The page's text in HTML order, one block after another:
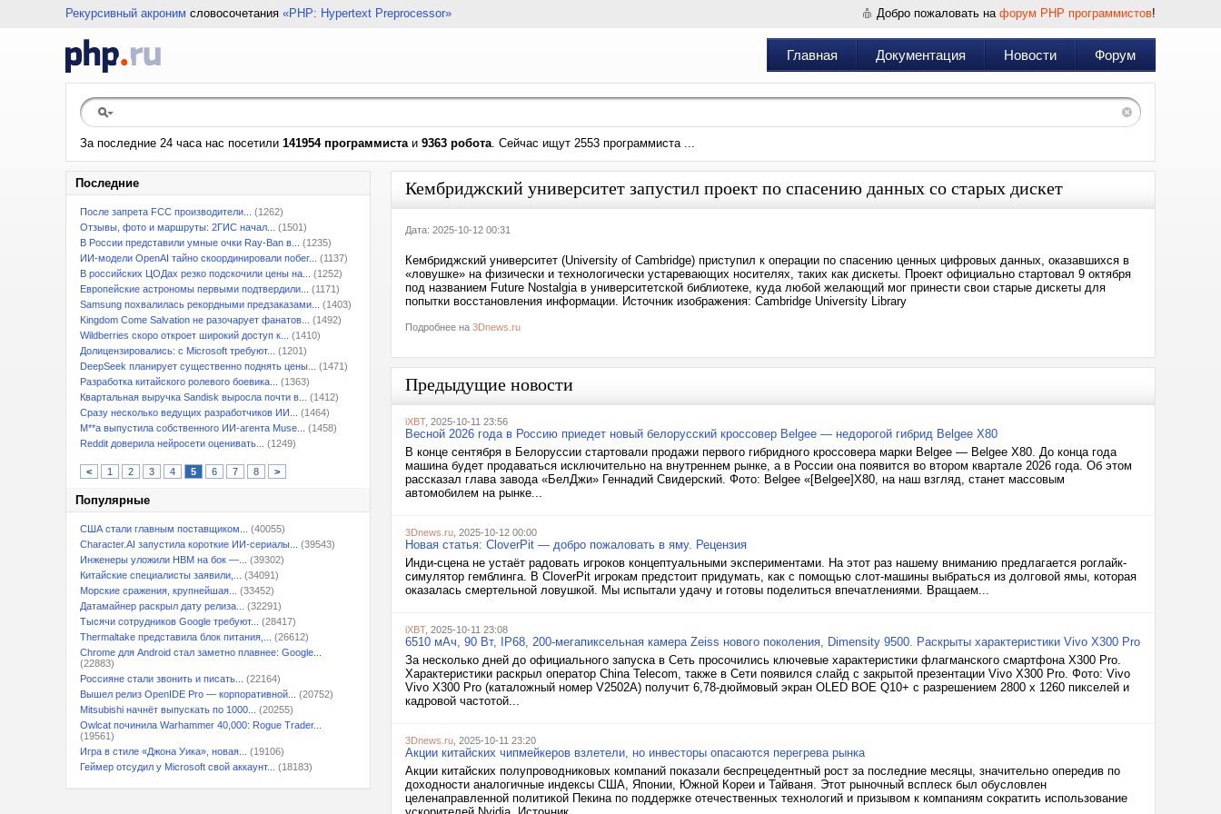
Рекурсивный акроним словосочетания «PHP: Hypertext Preprocessor» Добро пожаловать на форум PHP программистов!
Главная Документация Новости Форум
За последние 24 часа нас посетили 141954 программистаи 9363 робота. Сейчас ищут 2553 программиста ...
Последние
После запрета FCC производители...
(1262)
Отзывы, фото и маршруты: 2ГИС начал...
(1501)
В России представили умные очки Ray-Ban в...
(1235)
ИИ-модели OpenAI тайно скоординировали побег...
(1137)
В российских ЦОДах резко подскочили цены на...
(1252)
Европейские астрономы первыми подтвердили...
(1171)
Samsung похвалилась рекордными предзаказами...
(1403)
Kingdom Come Salvation не разочарует фанатов...
(1492)
Wildberries скоро откроет широкий доступ к...
(1410)
Долицензировались: с Microsoft требуют...
(1201)
DeepSeek планирует существенно поднять цены...
(1471)
Разработка китайского ролевого боевика...
(1363)
Квартальная выручка Sandisk выросла почти в...
(1412)
Сразу несколько ведущих разработчиков ИИ...
(1464)
M**a выпустила собственного ИИ-агента Muse...
(1458)
Reddit доверила нейросети оценивать...
(1249)
< 1 2 3 4 5 6 7 8 >
Популярные
США стали главным поставщиком...
(40055)
Character.AI запустила короткие ИИ-сериалы...
(39543)
Инженеры уложили HBM на бок —...
(39302)
Китайские специалисты заявили,...
(34091)
Морские сражения, крупнейшая...
(33452)
Датамайнер раскрыл дату релиза...
(32291)
Тысячи сотрудников Google требуют...
(28417)
Thermaltake представила блок питания,...
(26612)
Chrome для Android стал заметно плавнее: Google...
(22883)
Россияне стали звонить и писать...
(22164)
Вышел релиз OpenIDE Pro — корпоративной...
(20752)
Mitsubishi начнёт выпускать по 1000...
(20255)
Owlcat починила Warhammer 40,000: Rogue Trader...
(19561)
Игра в стиле «Джона Уика», новая...
(19106)
Геймер отсудил у Microsoft свой аккаунт...
(18183)
Кембриджский университет запустил проект по спасению данных со старых дискет
Дата: 2025-10-12 00:31
Кембриджский университет (University of Cambridge) приступил к операции по спасению ценных цифровых данных, оказавшихся в
«ловушке» на физически и технологически устаревающих носителях, таких как дискеты. Проект официально стартовал 9 октября
под названием Future Nostalgia в университетской библиотеке, куда любой желающий мог принести свои старые дискеты для
попытки восстановления информации. Источник изображения: Cambridge University Library
Подробнее на 3Dnews.ru
Предыдущие новости
iXBT, 2025-10-11 23:56
Весной 2026 года в Россию приедет новый белорусский кроссовер Belgee — недорогой гибрид Belgee X80
В конце сентября в Белоруссии стартовали продажи первого гибридного кроссовера марки Belgee — Belgee X80. До конца года
машина будет продаваться исключительно на внутреннем рынке, а в России она появится во втором квартале 2026 года. Об этом
рассказал глава завода «БелДжи» Геннадий Свидерский. Фото: Belgee «[Belgee]X80, на наш взгляд, станет массовым
автомобилем на рынке...
3Dnews.ru , 2025-10-12 00:00
Новая статья: CloverPit — добро пожаловать в яму. Рецензия
Инди-сцена не устаёт радовать игроков концептуальными экспериментами. На этот раз нашему вниманию предлагается роглайк-
симулятор гемблинга. В CloverPit игрокам предстоит придумать, как с помощью слот-машины выбраться из долговой ямы, которая
оказалась смертельной ловушкой. Мы испытали удачу и готовы поделиться впечатлениями. Вращаем...
iXBT, 2025-10-11 23:08
6510 мАч, 90 Вт, IP68, 200-мегапиксельная камера Zeiss нового поколения, Dimensity 9500. Раскрыты характеристики Vivo X300 Pro
За несколько дней до официального запуска в Сеть просочились ключевые характеристики флагманского смартфона X300 Pro.
Характеристики раскрыл оператор China Telecom, также в Сети появился слайд с закрытой презентации Vivo X300 Pro. Фото: Vivo
Vivo X300 Pro (каталожный номер V2502A) получит 6,78-дюймовый экран OLED BOE Q10+ с разрешением 2800 x 1260 пикселей и
кадровой частотой...
3Dnews.ru , 2025-10-11 23:20
Акции китайских чипмейкеров взлетели, но инвесторы опасаются перегрева рынка
Акции китайских полупроводниковых компаний показали беспрецедентный рост за последние месяцы, значительно опередив по
доходности аналогичные индексы США, Японии, Южной Кореи и Тайваня. Этот рыночный всплеск был обусловлен
целенаправленной политикой Пекина по поддержке отечественных технологий и призывом к компаниям сократить использование